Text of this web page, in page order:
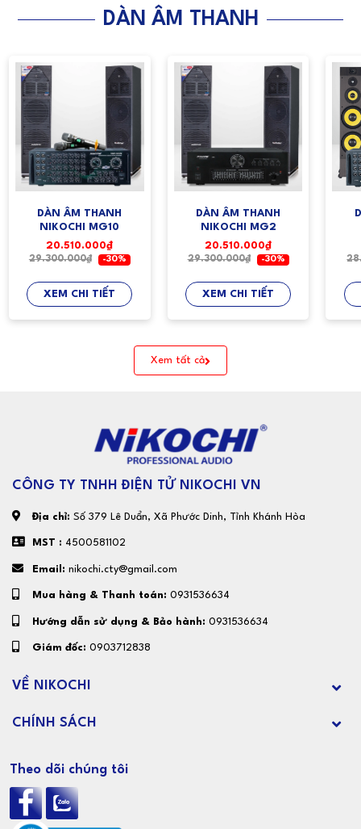
DÀN ÂM THANH
DÀN ÂM THANH
NIKOCHI MG10
20.510.000₫
29.300.000₫ -30%
XEM CHI TIẾT
DÀN ÂM THANH
NIKOCHI MG2
20.510.000₫
29.300.000₫ -30%
XEM CHI TIẾT
Xem tất cả
CÔNG TY TNHH ĐIỆN TỬ NIKOCHI VN
Địa chỉ: Số 379 Lê Duẩn, Xã Phước Dinh, Tỉnh Khánh Hòa
MST : 4500581102
Email: nikochi.cty@gmail.com
Mua hàng & Thanh toán: 0931536634
Hướng dẫn sử dụng & Bảo hành: 0931536634
Giám đốc: 0903712838
VỀ NIKOCHI
CHÍNH SÁCH
Theo dõi chúng tôi